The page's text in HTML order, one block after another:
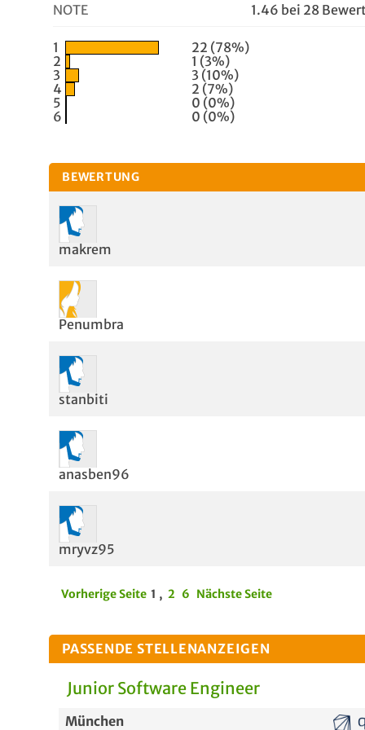
NOTE 1.46 bei 28
1
22 (78%)
2
1 (3%)
3
3 (10%)
4
2 (7%)
5
0 (0%)
6
0 (0%)
BEWERTUNG
makrem
Penumbra
stanbiti
anasben96
mryvz95
Vorherige Seite 1 , 2 6 Nächste Seite
PASSENDE STELLENANZEIGEN
Junior Software Engineer
München